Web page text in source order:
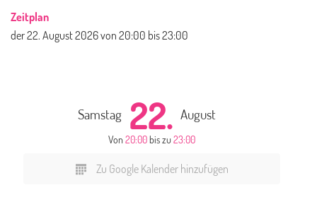
Zeitplan
der22. August 2026von 20:00 bis 23:00
Samstag 22. August
Von 20:00bis zu23:00
Zu Google Kalender hinzufügen